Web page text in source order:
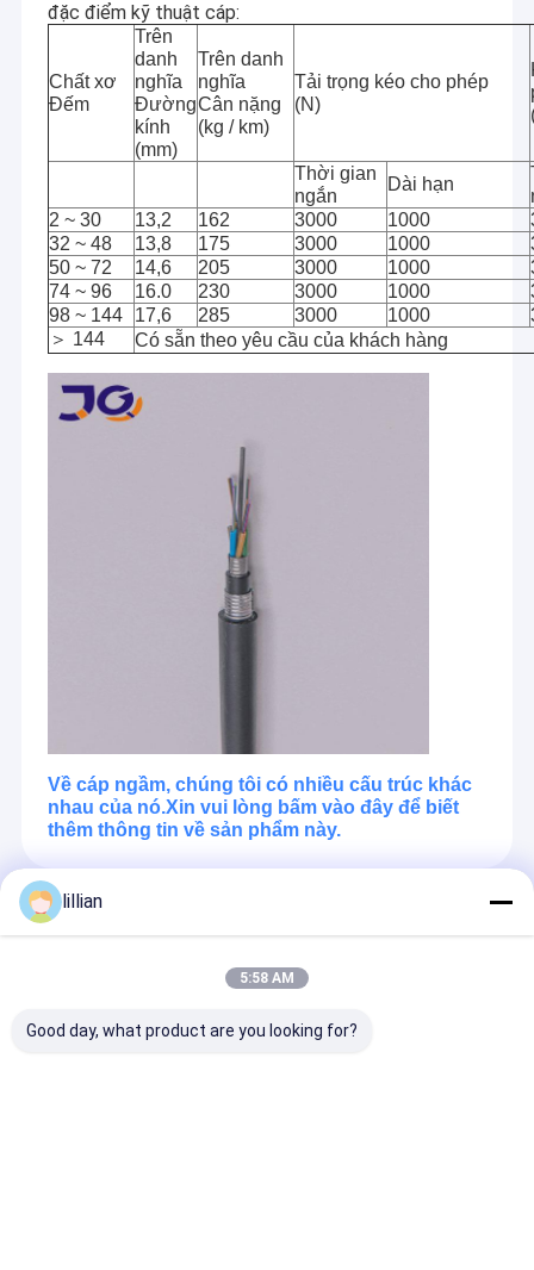
đặc điểm kỹ thuật cáp:
Chất xơ
Đếm
Trên
danh
nghĩa
Đường
kính
(mm)
Trên danh
nghĩa
Cân nặng
(kg / km)
Tải trọng kéo cho phép
(N)
Thời gian
ngắn
Dài hạn
2 ~ 30
13,2 162 3000 1000
32 ~ 48
13,8 175 3000 1000
50 ~ 72
14,6 205 3000 1000
74 ~ 96
16.0 230 3000 1000
98 ~ 144
17,6 285 3000 1000
＞ 144
Có sẵn theo yêu cầu của khách hàng
Về cáp ngầm, chúng tôi có nhiều cấu trúc khác
nhau của nó.Xin vui lòng bấm vào đây để biết
thêm thông tin về sản phẩm này.
Các Sản Phẩm Được Khuyến Cáo
lillian
5:58 AM
Good day, what product are you looking for?